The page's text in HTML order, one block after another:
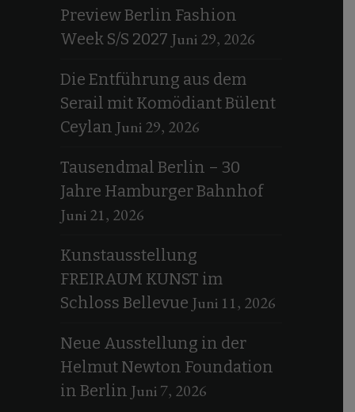
Preview Berlin Fashion
Week S/S 2027 Juni 29, 2026
Die Entführung aus dem
Serail mit Komödiant Bülent
Ceylan Juni 29, 2026
Tausendmal Berlin – 30
Jahre Hamburger Bahnhof
Juni 21, 2026
Kunstausstellung
FREIRAUM KUNST im
Schloss Bellevue Juni 11, 2026
Neue Ausstellung in der
Helmut Newton Foundation
in Berlin Juni 7, 2026